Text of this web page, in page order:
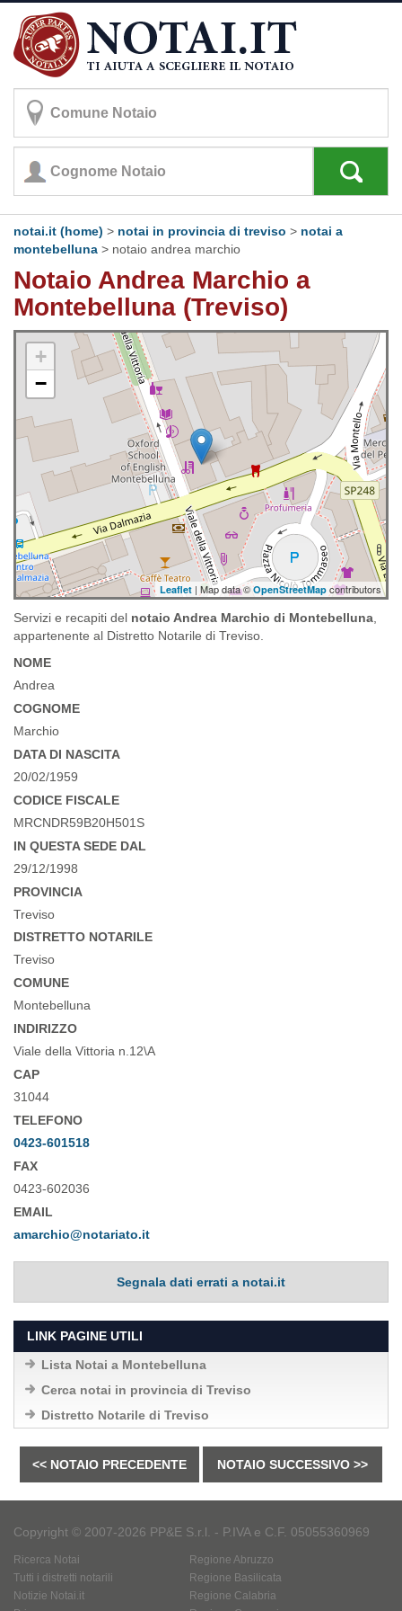
notai.it (home) > notai in provincia di treviso > notai a
montebelluna > notaio andrea marchio
Notaio Andrea Marchio a
Montebelluna (Treviso)
+
−
Leaflet | Map data © OpenStreetMap contributors
Servizi e recapiti del notaio Andrea Marchio di Montebelluna
appartenente al Distretto Notarile di Treviso.
NOME
Andrea
COGNOME
Marchio
DATA DI NASCITA
20/02/1959
CODICE FISCALE
MRCNDR59B20H501S
IN QUESTA SEDE DAL
29/12/1998
PROVINCIA
Treviso
DISTRETTO NOTARILE
Treviso
COMUNE
Montebelluna
INDIRIZZO
Viale della Vittoria n.12\A
CAP
31044
TELEFONO
0423-601518
FAX
0423-602036
EMAIL
amarchio@notariato.it
Segnala dati errati a notai.it
LINK PAGINE UTILI
Lista Notai a Montebelluna
Cerca notai in provincia di Treviso
Distretto Notarile di Treviso
<< NOTAIO PRECEDENTE NOTAIO SUCCESSIVO >>
Copyright © 2007-2026 PP&E S.r.l. - P.IVA e C.F. 05055360969
Ricerca Notai
Tutti i distretti notarili
Notizie Notai.it
Regione Abruzzo
Regione Basilicata
Regione Calabria